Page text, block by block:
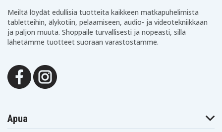
Meiltä löydät edullisia tuotteita kaikkeen matkapuhelimista
tabletteihin, älykotiin, pelaamiseen, audio- ja videotekniikkaan
ja paljon muuta. Shoppaile turvallisesti ja nopeasti, sillä
lähetämme tuotteet suoraan varastostamme.
Apua